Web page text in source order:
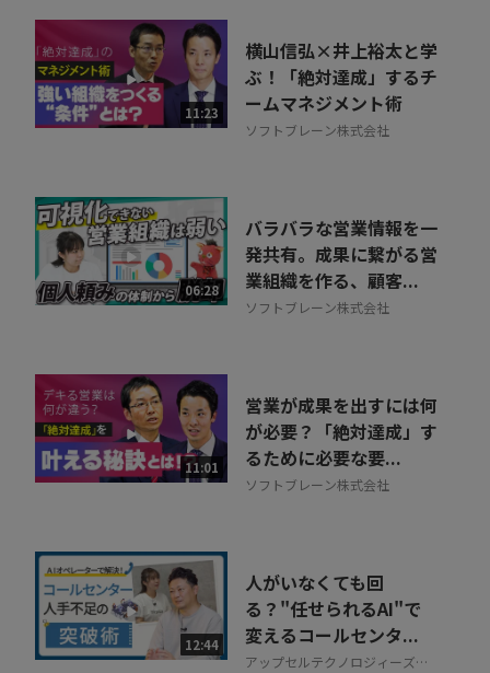
す。
ソーシャルセリングを体系的に知る、吉岡さんのSNS活用の裏側
を知るきっかけにしていただくのはもちろんですが、ご自身のSNS
本動画（＃４ コミュニティ作り編）では、以下のようなお話を
いただきました。
・実際のコミュニティ例紹介
11:23
横山信弘×井上裕太と学
ぶ！「絶対達成」するチ
ームマネジメント術
ソフトブレーン株式会社
06:28
バラバラな営業情報を一
発共有。成果に繋がる営
業組織を作る、顧客...
ソフトブレーン株式会社
11:01
営業が成果を出すには何
が必要？「絶対達成」す
るために必要な要...
ソフトブレーン株式会社
12:44
人がいなくても回
る？"任せられるAI"で
変えるコールセンタ...
アップセルテクノロジィーズ株